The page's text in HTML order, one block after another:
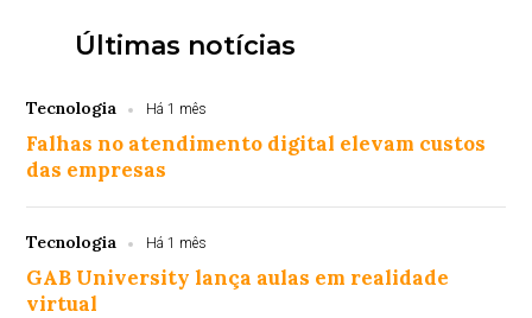
Últimas notícias
Tecnologia Há 1 mês
Falhas no atendimento digital elevam custos
das empresas
Tecnologia Há 1 mês
GAB University lança aulas em realidade
virtual